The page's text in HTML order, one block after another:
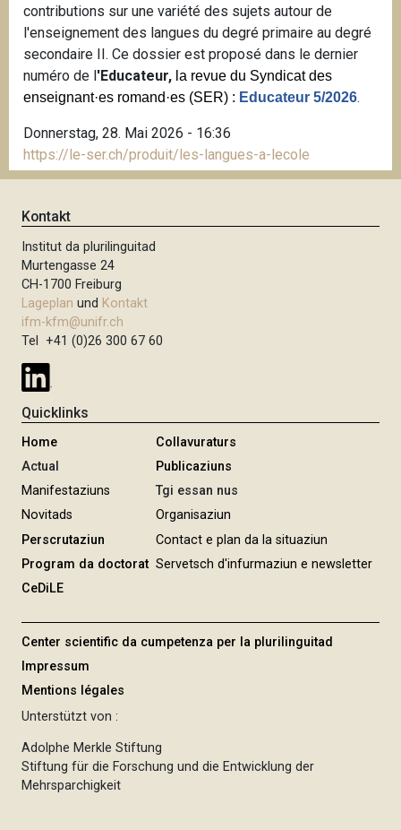
contributions sur une variété des sujets autour de
l'enseignement des langues du degré primaire au degré
secondaire II. Ce dossier est proposé dans le dernier
numéro de l 'Educateur, la revue du Syndicat des
enseignant·es romand·es (SER) : Educateur 5/2026.
Donnerstag, 28. Mai 2026 - 16:36
https://le-ser.ch/produit/les-langues-a-lecole
Kontakt
Institut da plurilinguitad
Murtengasse 24
CH-1700 Freiburg
Lageplan und Kontakt
ifm-kfm@unifr.ch
Tel +41 (0)26 300 67 60
Quicklinks
Home
Actual
Manifestaziuns
Novitads
Perscrutaziun
Program da doctorat
CeDiLE
Collavuraturs
Publicaziuns
Tgi essan nus
Organisaziun
Contact e plan da la situaziun
Servetsch d'infurmaziun e newsletter
Center scientific da cumpetenza per la plurilinguitad
Impressum
Mentions légales
Unterstützt von :
Adolphe Merkle Stiftung
Stiftung für die Forschung und die Entwicklung der
Mehrsparchigkeit